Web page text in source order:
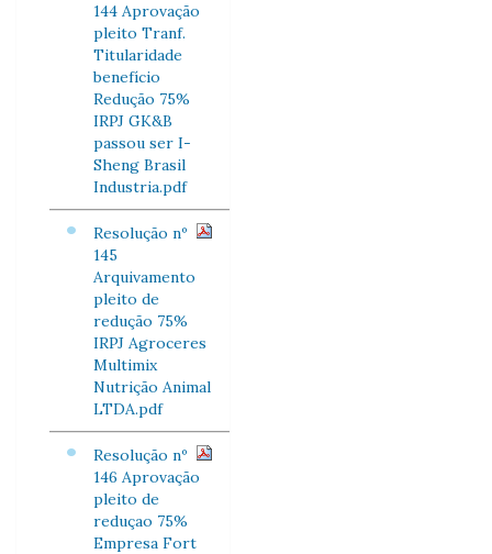
144 Aprovação
pleito Tranf.
Titularidade
benefício
Redução 75%
IRPJ GK&B
passou ser I-
Sheng Brasil
Industria.pdf
Resolução nº
145
Arquivamento
pleito de
redução 75%
IRPJ Agroceres
Multimix
Nutrição Animal
LTDA.pdf
Resolução nº
146 Aprovação
pleito de
reduçao 75%
Empresa Fort